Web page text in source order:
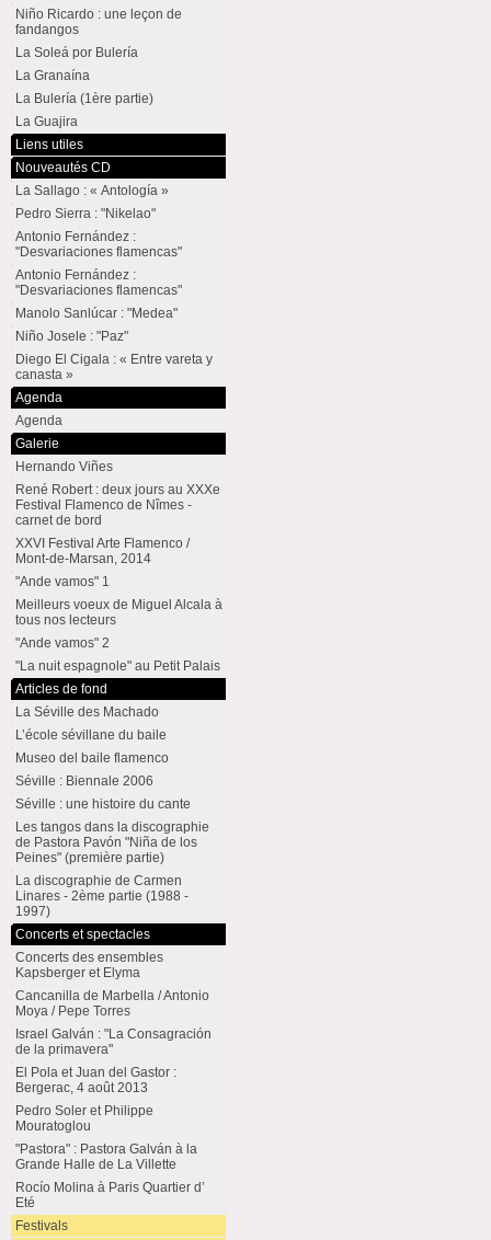
Niño Ricardo : une leçon de
fandangos
La Soleá por Bulería
La Granaína
La Bulería (1ère partie)
La Guajira
Liens utiles
Nouveautés CD
La Sallago : « Antología »
Pedro Sierra : "Nikelao"
Antonio Fernández :
"Desvariaciones flamencas"
Antonio Fernández :
"Desvariaciones flamencas"
Manolo Sanlúcar : "Medea"
Niño Josele : "Paz"
Diego El Cigala : « Entre vareta y
canasta »
Agenda
Agenda
Galerie
Hernando Viñes
René Robert : deux jours au XXXe
Festival Flamenco de Nîmes -
carnet de bord
XXVI Festival Arte Flamenco /
Mont-de-Marsan, 2014
"Ande vamos" 1
Meilleurs voeux de Miguel Alcala à
tous nos lecteurs
"Ande vamos" 2
"La nuit espagnole" au Petit Palais
Articles de fond
La Séville des Machado
L’école sévillane du baile
Museo del baile flamenco
Séville : Biennale 2006
Séville : une histoire du cante
Les tangos dans la discographie
de Pastora Pavón "Niña de los
Peines" (première partie)
La discographie de Carmen
Linares - 2ème partie (1988 -
1997)
Concerts et spectacles
Concerts des ensembles
Kapsberger et Elyma
Cancanilla de Marbella / Antonio
Moya / Pepe Torres
Israel Galván : "La Consagración
de la primavera"
El Pola et Juan del Gastor :
Bergerac, 4 août 2013
Pedro Soler et Philippe
Mouratoglou
"Pastora" : Pastora Galván à la
Grande Halle de La Villette
Rocío Molina à Paris Quartier d’
Eté
Festivals